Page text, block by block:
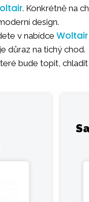
. Konkrétně na
design.
v nabídce Woltair
důraz na tichý chod.
bude topit,